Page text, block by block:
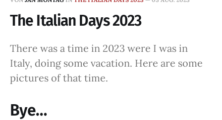
The Italian Days 2023
There was a time in 2023 were I was in
Italy, doing some vacation. Here are some
pictures of that time.
Bye…